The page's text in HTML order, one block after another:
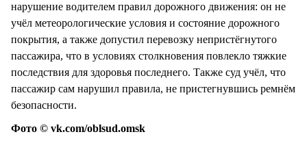
нарушение водителем правил дорожного движения: он не
учёл метеорологические условия и состояние дорожного
покрытия, а также допустил перевозку непристёгнутого
пассажира, что в условиях столкновения повлекло тяжкие
последствия для здоровья последнего. Также суд учёл, что
пассажир сам нарушил правила, не пристегнувшись ремнём
безопасности.
Фото © vk.com/oblsud.omsk